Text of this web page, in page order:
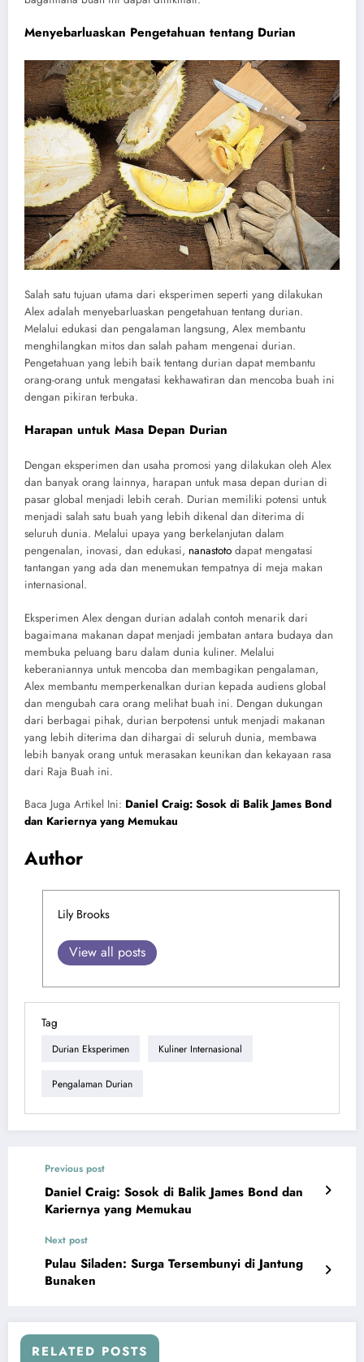
Menyebarluaskan Pengetahuan tentang Durian
Salah satu tujuan utama dari eksperimen seperti yang dilakukan
Alex adalah menyebarluaskan pengetahuan tentang durian.
Melalui edukasi dan pengalaman langsung, Alex membantu
menghilangkan mitos dan salah paham mengenai durian.
Pengetahuan yang lebih baik tentang durian dapat membantu
orang-orang untuk mengatasi kekhawatiran dan mencoba buah ini
dengan pikiran terbuka.
Harapan untuk Masa Depan Durian
Dengan eksperimen dan usaha promosi yang dilakukan oleh Alex
dan banyak orang lainnya, harapan untuk masa depan durian di
pasar global menjadi lebih cerah. Durian memiliki potensi untuk
menjadi salah satu buah yang lebih dikenal dan diterima di
seluruh dunia. Melalui upaya yang berkelanjutan dalam
pengenalan, inovasi, dan edukasi, nanastoto dapat mengatasi
tantangan yang ada dan menemukan tempatnya di meja makan
internasional.
Eksperimen Alex dengan durian adalah contoh menarik dari
bagaimana makanan dapat menjadi jembatan antara budaya dan
membuka peluang baru dalam dunia kuliner. Melalui
keberaniannya untuk mencoba dan membagikan pengalaman,
Alex membantu memperkenalkan durian kepada audiens global
dan mengubah cara orang melihat buah ini. Dengan dukungan
dari berbagai pihak, durian berpotensi untuk menjadi makanan
yang lebih diterima dan dihargai di seluruh dunia, membawa
lebih banyak orang untuk merasakan keunikan dan kekayaan rasa
dari Raja Buah ini.
Baca Juga Artikel Ini: Daniel Craig: Sosok di Balik James Bond
dan Kariernya yang Memukau
Author
Lily Brooks
View all posts
Tag
Durian Eksperimen Kuliner Internasional
Pengalaman Durian
Previous post
Daniel Craig: Sosok di Balik James Bond dan
Kariernya yang Memukau
Next post
Pulau Siladen: Surga Tersembunyi di Jantung
Bunaken
RELATED POSTS